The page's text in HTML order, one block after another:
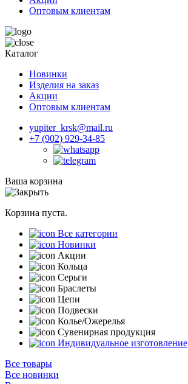
Оптовым клиентам
Каталог
Новинки
Изделия на заказ
Акции
Оптовым клиентам
yupiter_krsk@mail.ru
+7 (902) 929-34-85
Ваша корзина
Корзина пуста.
Все категории
Новинки
Акции
Кольца
Серьги
Браслеты
Цепи
Подвески
Колье/Ожерелья
Сувенирная продукция
Индивидуальное изготовление
Все товары
Все новинки